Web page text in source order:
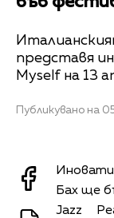
представя
Myself на 13
Публикувано на
Бах ще
Jazz